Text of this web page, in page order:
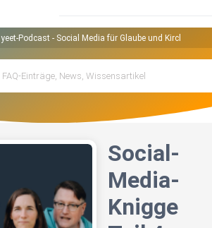
yeet-Podcast - Social Media für Glaube und Kirche
Social-
Media-
Knigge